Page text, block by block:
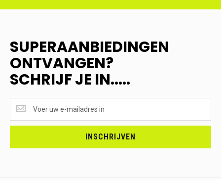
SUPERAANBIEDINGEN
ONTVANGEN?
SCHRIJF JE IN.....
ONTVANGEN?
<br>SCHRIJF
INSCHRIJVEN